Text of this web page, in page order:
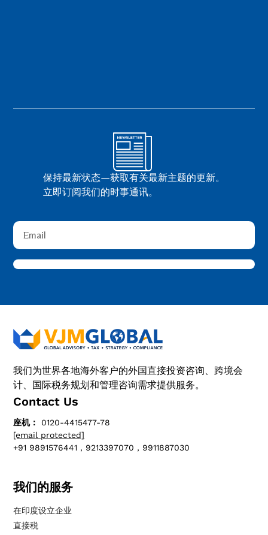
保持最新状态—获取有关最新主题的更新。
立即订阅我们的时事通讯。
我们为世界各地海外客户的外国直接投资咨询、跨境会
计、国际税务规划和管理咨询需求提供服务。
Contact Us
座机：
0120-4415477-78
[email protected]
+91 9891576441，9213397070，9911887030
我们的服务
在印度设立企业
直接税